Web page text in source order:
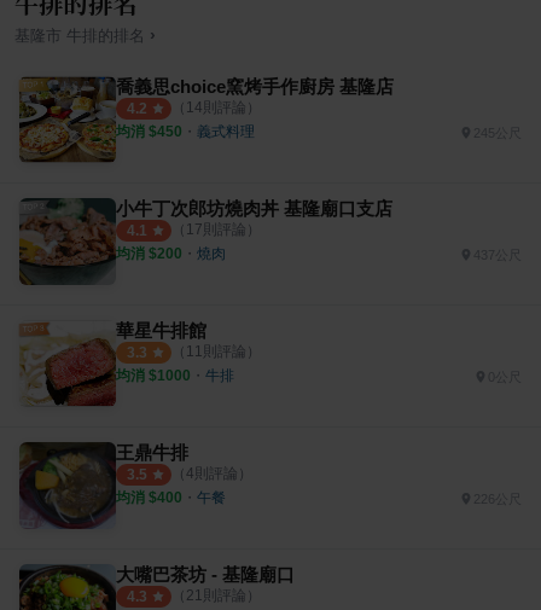
基隆市 牛排 的排名 ›
喬義思choice窯烤手作廚房 基隆店
4.2 （ 14則評論）
均消 $450 ・ 義式料理 245公尺
小牛丁次郎坊燒肉丼 基隆廟口支店
4.1 （ 17則評論）
均消 $200 ・ 燒肉 437公尺
華星牛排館
3.3 （ 11則評論）
均消 $1000 ・ 牛排
王鼎牛排
3.5 （ 4則評論）
均消 $400 ・ 午餐
大嘴巴茶坊 - 基隆廟口
4.3 （ 21則評論）